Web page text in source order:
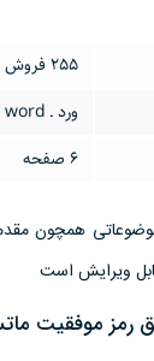
255 فروش
ورد ـ word ـ قابل ویرایش
6 صفحه
رمز موفقيت